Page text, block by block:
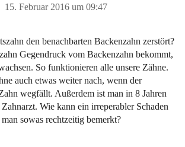
15. Februar 2016 um 09:47
den benachbarten Backenzahn zerstört?
Gegendruck vom Backenzahn bekommt,
So funktionieren alle unsere Zähne.
auch etwas weiter nach, wenn der
wegfällt. Außerdem ist man in 8 Jahren
Wie kann ein irreperabler Schaden
sowas rechtzeitig bemerkt?